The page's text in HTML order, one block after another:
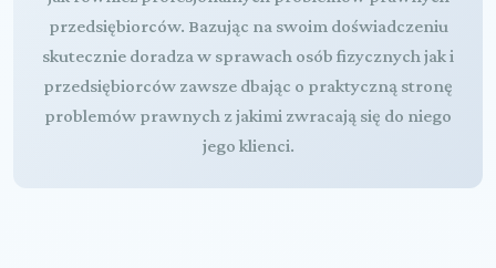
przedsiębiorców. Bazując na swoim doświadczeniu
skutecznie doradza w sprawach osób fizycznych jak i
przedsiębiorców zawsze dbając o praktyczną stronę
problemów prawnych z jakimi zwracają się do niego
jego klienci.